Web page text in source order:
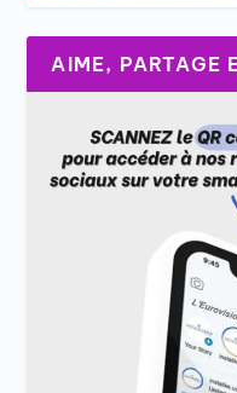
AIME, PARTAGE